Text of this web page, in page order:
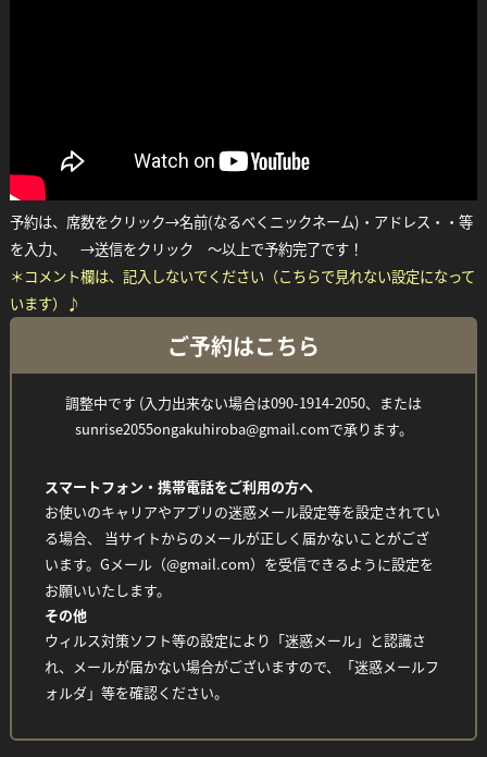
予約は、席数をクリック→名前(なるべくニックネーム)・アドレス・・等
を入力、 →送信をクリック ～以上で予約完了です！
＊コメント欄は、記入しないでください（こちらで見れない設定になって
います）♪
ご予約はこちら
調整中です (入力出来ない場合は090-1914-2050、または
sunrise2055ongakuhiroba@gmail.comで承ります。
スマートフォン・携帯電話をご利用の方へ
お使いのキャリアやアプリの迷惑メール設定等を設定されてい
る場合、 当サイトからのメールが正しく届かないことがござ
います。Gメール（@gmail.com）を受信できるように設定を
お願いいたします。
その他
ウィルス対策ソフト等の設定により「迷惑メール」と認識さ
れ、メールが届かない場合がございますので、「迷惑メールフ
ォルダ」等を確認ください。